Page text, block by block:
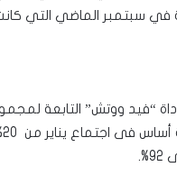
في سبتمبر الماضي التي